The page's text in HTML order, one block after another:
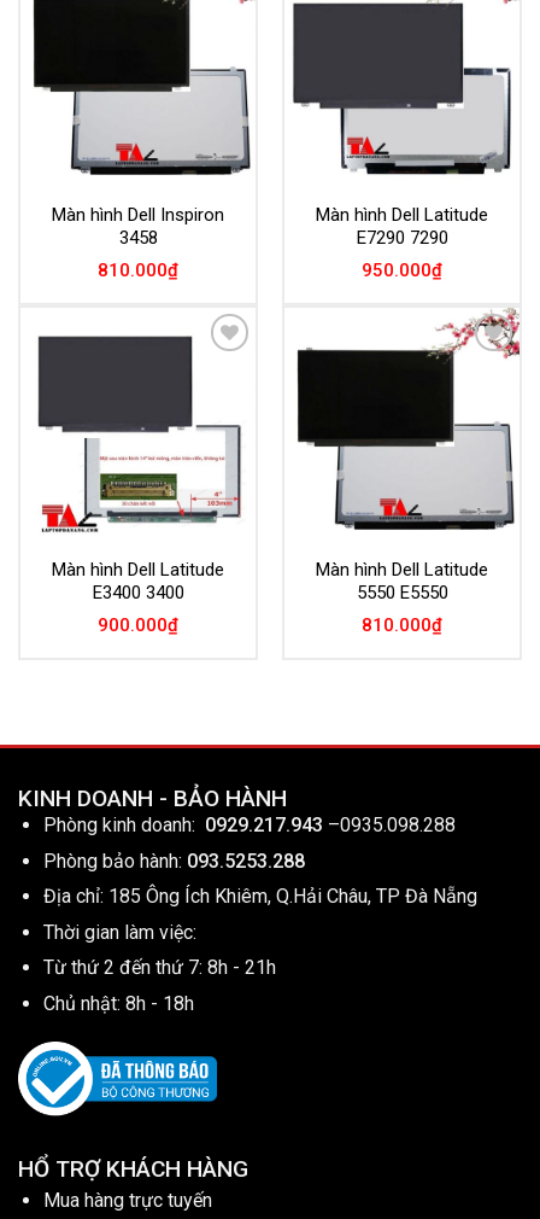
Màn hình Dell Inspiron
3458
810.000₫
Màn hình Dell Latitude
E7290 7290
950.000₫
Màn hình Dell Latitude
E3400 3400
900.000₫
Màn hình Dell Latitude
5550 E5550
810.000₫
KINH DOANH - BẢO HÀNH
Phòng kinh doanh: 0929.217.943 –0935.098.288
Phòng bảo hành: 093.5253.288
Địa chỉ: 185 Ông Ích Khiêm, Q.Hải Châu, TP Đà Nẵng
Thời gian làm việc:
Từ thứ 2 đến thứ 7: 8h - 21h
Chủ nhật: 8h - 18h
HỔ TRỢ KHÁCH HÀNG
Mua hàng trực tuyến